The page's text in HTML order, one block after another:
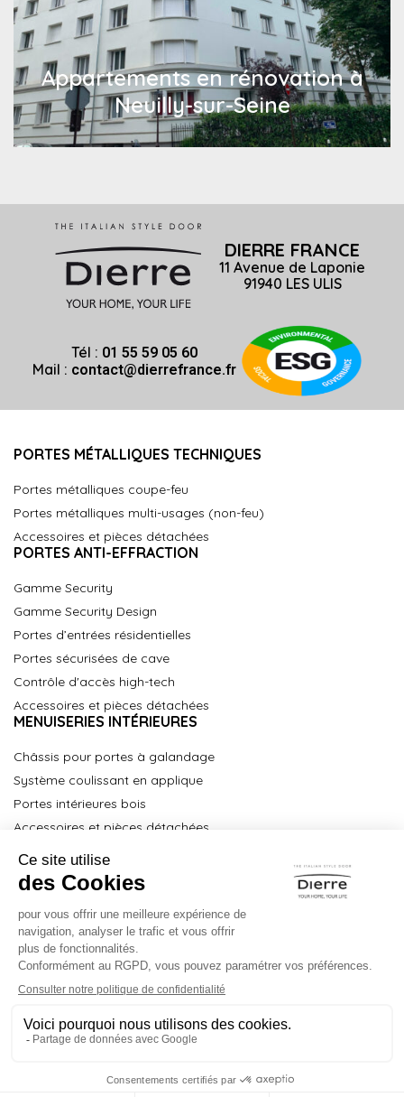
Appartements en rénovation à
Neuilly-sur-Seine
DIERRE FRANCE
11 Avenue de Laponie
91940 LES ULIS
Tél : 01 55 59 05 60
Mail : contact@dierrefrance.fr
PORTES MÉTALLIQUES TECHNIQUES
Portes métalliques coupe-feu
Portes métalliques multi-usages (non-feu)
Accessoires et pièces détachées
PORTES ANTI-EFFRACTION
Gamme Security
Gamme Security Design
Portes d’entrées résidentielles
Portes sécurisées de cave
Contrôle d'accès high-tech
Accessoires et pièces détachées
MENUISERIES INTÉRIEURES
Châssis pour portes à galandage
Système coulissant en applique
Portes intérieures bois
Accessoires et pièces détachées
Partenaires Key Point
Partenaires Technical Service
Centre de formation
Contact
Politique de confidientialité